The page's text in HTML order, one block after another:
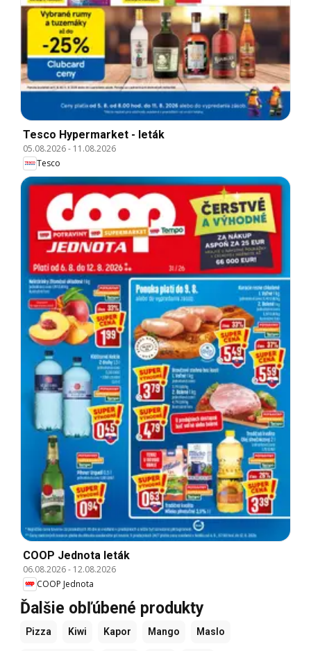
Tesco Hypermarket - leták
05.08.2026- 11.08.2026
Tesco
COOP Jednota leták
06.08.2026- 12.08.2026
COOP Jednota
Ďalšie obľúbené produkty
Pizza Kiwi Kapor Mango Maslo